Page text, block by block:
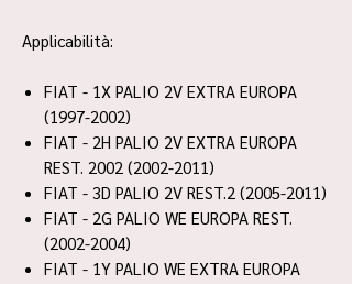
Applicabilità:
FIAT - 1X PALIO 2V EXTRA EUROPA
(1997-2002)
FIAT - 2H PALIO 2V EXTRA EUROPA
REST. 2002 (2002-2011)
FIAT - 3D PALIO 2V REST.2 (2005-2011)
FIAT - 2G PALIO WE EUROPA REST.
(2002-2004)
FIAT - 1Y PALIO WE EXTRA EUROPA